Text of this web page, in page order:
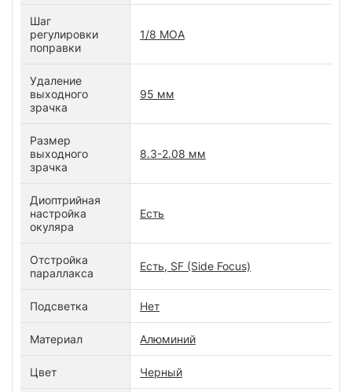
Шаг
регулировки
поправки
1/8 МОА
Удаление
выходного
зрачка
95 мм
Размер
выходного
зрачка
8.3-2.08 мм
Диоптрийная
настройка
окуляра
Есть
Отстройка
параллакса
Есть, SF (Side Focus)
Подсветка Нет
Материал Алюминий
Цвет Черный